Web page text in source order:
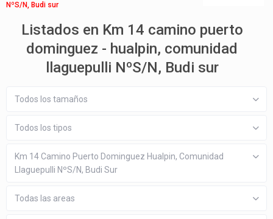
NºS/N, Budi sur
Listados en Km 14 camino puerto
dominguez - hualpin, comunidad
llaguepulli NºS/N, Budi sur
Todos los tamaños
Todos los tipos
Km 14 Camino Puerto Dominguez Hualpin, Comunidad
Llaguepulli NºS/N, Budi Sur
Todas las areas